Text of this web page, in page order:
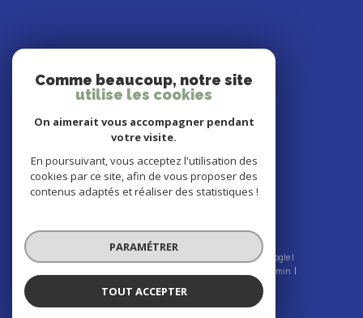
DOMPEYRE IMMOBILIER
25 grand rue,
83860 nans-les-pins
04 87 83 04 74ou+33 6 71 32 98 13
contact@dompeyreimmobilier.com
NOUS SUIVRE SUR
© 2026 | Tous droits réservés | Traduction powered by Google |
Admin
Nos liens
Politique RGPD
Comme beaucoup, notre site
utilise les cookies
On aimerait vous accompagner pendant
votre visite.
En poursuivant, vous acceptez l'utilisation des
cookies par ce site, afin de vous proposer des
contenus adaptés et réaliser des statistiques !
PARAMÉTRER
TOUT ACCEPTER